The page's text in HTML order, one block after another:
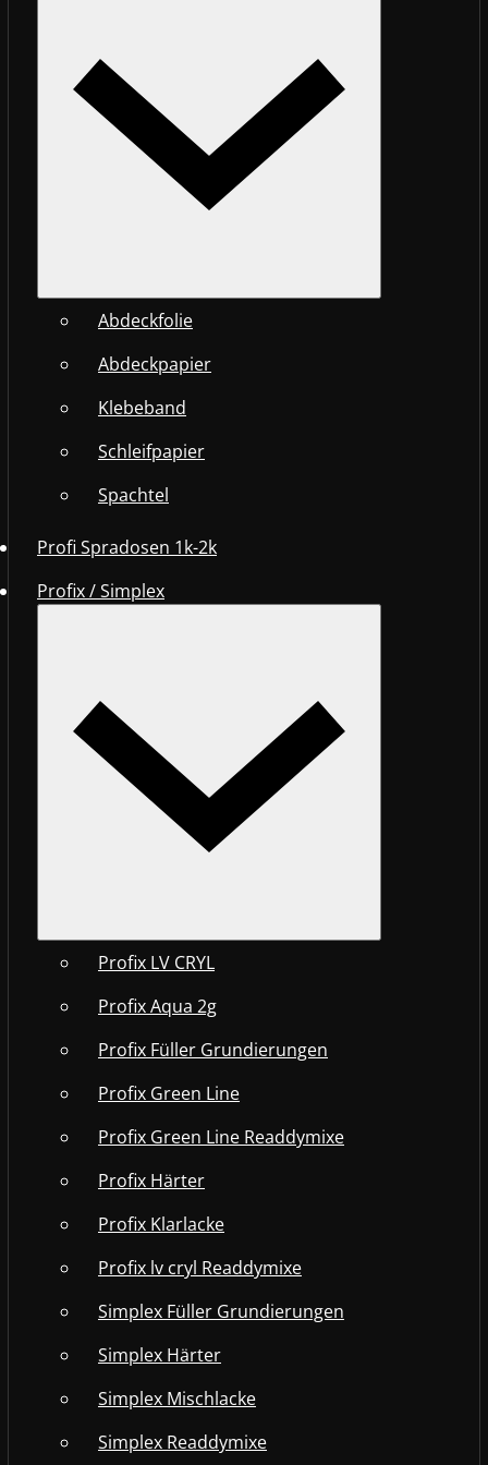
Abdeckfolie
Abdeckpapier
Klebeband
Schleifpapier
Spachtel
Profi Spradosen 1k-2k
Profix / Simplex
Profix LV CRYL
Profix Aqua 2g
Profix Füller Grundierungen
Profix Green Line
Profix Green Line Readdymixe
Profix Härter
Profix Klarlacke
Profix lv cryl Readdymixe
Simplex Füller Grundierungen
Simplex Härter
Simplex Mischlacke
Simplex Readdymixe